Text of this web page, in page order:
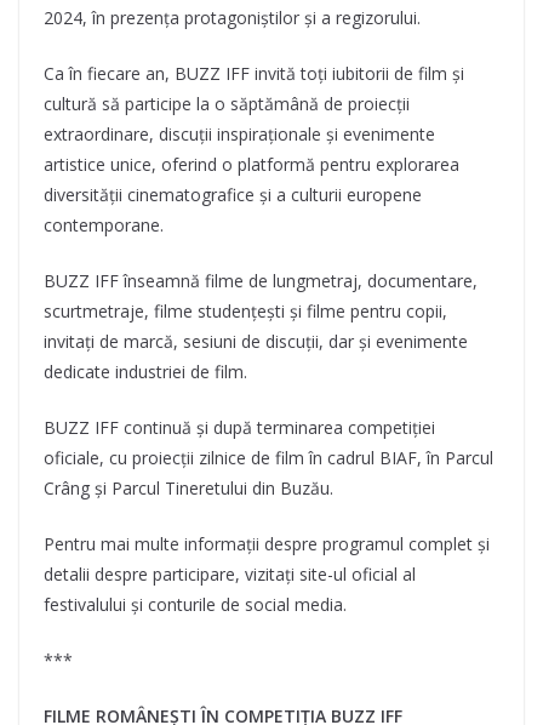
2024, în prezența protagoniștilor și a regizorului.
Ca în fiecare an, BUZZ IFF invită toți iubitorii de film și
cultură să participe la o săptămână de proiecții
extraordinare, discuții inspiraționale și evenimente
artistice unice, oferind o platformă pentru explorarea
diversității cinematografice și a culturii europene
contemporane.
BUZZ IFF înseamnă filme de lungmetraj, documentare,
scurtmetraje, filme studențești și filme pentru copii,
invitați de marcă, sesiuni de discuții, dar și evenimente
dedicate industriei de film.
BUZZ IFF continuă și după terminarea competiției
oficiale, cu proiecții zilnice de film în cadrul BIAF, în Parcul
Crâng și Parcul Tineretului din Buzău.
Pentru mai multe informații despre programul complet și
detalii despre participare, vizitați site-ul oficial al
festivalului și conturile de social media.
***
FILME ROMÂNEȘTI ÎN COMPETIȚIA BUZZ IFF